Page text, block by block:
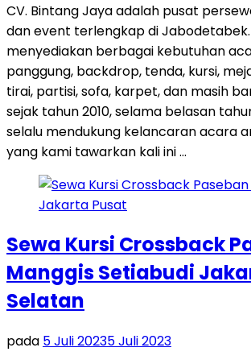
CV. Bintang Jaya adalah pusat
dan event terlengkap di
menyediakan berbagai kebutuhan
panggung, backdrop, tenda, kursi,
tirai, partisi, sofa, karpet, dan masih
sejak tahun 2010, selama belasan
selalu mendukung kelancaran acara
yang kami tawarkan kali ini …
Sewa Kursi Crossback
Manggis Setiabudi
Selatan
pada 5 Juli 20235 Juli 2023